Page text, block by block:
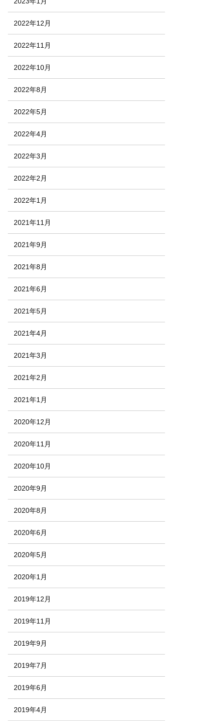
2022年12月
2022年11月
2022年10月
2022年8月
2022年5月
2022年4月
2022年3月
2022年2月
2022年1月
2021年11月
2021年9月
2021年8月
2021年6月
2021年5月
2021年4月
2021年3月
2021年2月
2021年1月
2020年12月
2020年11月
2020年10月
2020年9月
2020年8月
2020年6月
2020年5月
2020年1月
2019年12月
2019年11月
2019年9月
2019年7月
2019年6月
2019年4月